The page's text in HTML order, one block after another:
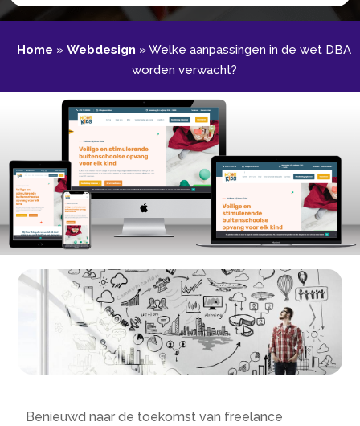
Home » Webdesign »Welke aanpassingen in de wet DBA
worden verwacht?
Benieuwd naar de toekomst van freelance